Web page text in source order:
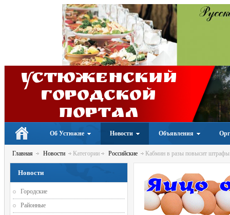
Устюженский
Городской
портал
Об Устюжне Новости Объявления
Главная Новости Категории Российские Кабмин в разы повысит
Новости
Городские
Районные